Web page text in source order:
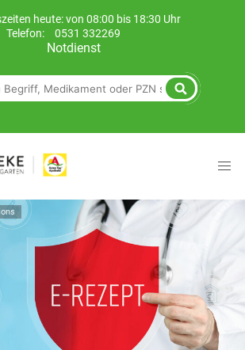
heute: von 08:00 bis 18:30 Uhr
Telefon:
0531 332269
Notdienst